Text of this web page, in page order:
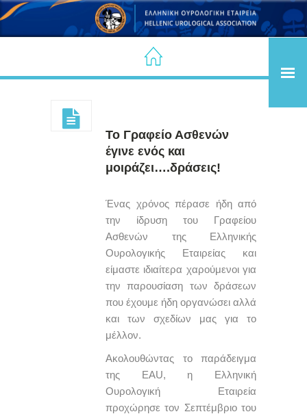
Το Γραφείο Ασθενών
έγινε ενός και
μοιράζει….δράσεις!
Ένας χρόνος πέρασε ήδη από
την ίδρυση του Γραφείου
Ασθενών της Ελληνικής
Ουρολογικής Εταιρείας και
είμαστε ιδιαίτερα χαρούμενοι για
την παρουσίαση των δράσεων
που έχουμε ήδη οργανώσει αλλά
και των σχεδίων μας για το
μέλλον.
Ακολουθώντας το παράδειγμα
της EAU, η Ελληνική
Ουρολογική Εταιρεία
προχώρησε τον Σεπτέμβριο του